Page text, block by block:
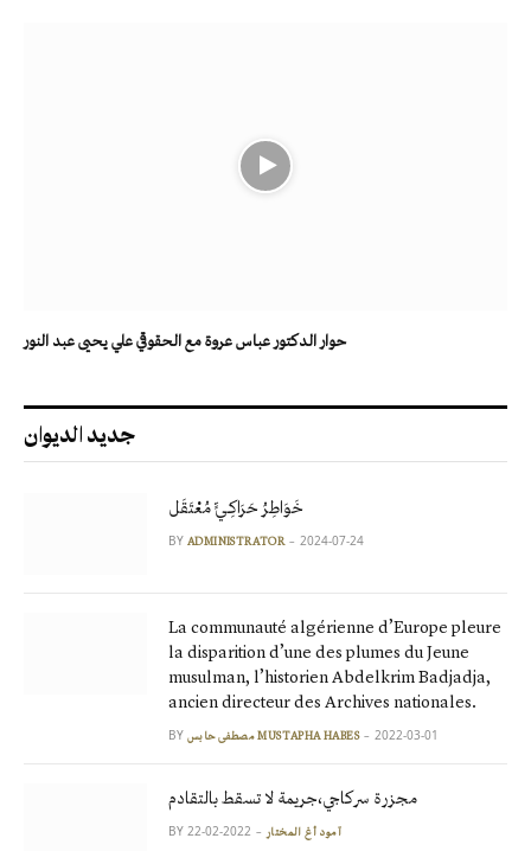
حوار الدكتور عباس عروة مع الحقوقي علي يحيى عبد النور
جديد الديوان
خَوَاطِرُ حَرَاكِـيٍّ مُعْتَقَل
BY ADMINISTRATOR 2024-07-24
La communauté algérienne d’Europe pleure
la disparition d’une des plumes du Jeune
musulman, l’historien Abdelkrim Badjadja,
ancien directeur des Archives nationales.
BY مصطفى حابس MUSTAPHA HABES 2022-03-01
مجزرة سركاجي،جريمة لا تسقط بالتقادم
BY آمود أغ المختار 2022-02-22